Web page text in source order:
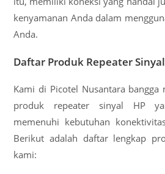
kenyamanan Anda dalam
Anda.
Daftar Produk Repeater
Kami di Picotel Nusantara bangga
produk repeater sinyal HP
memenuhi kebutuhan
Berikut adalah daftar lengkap
kami: